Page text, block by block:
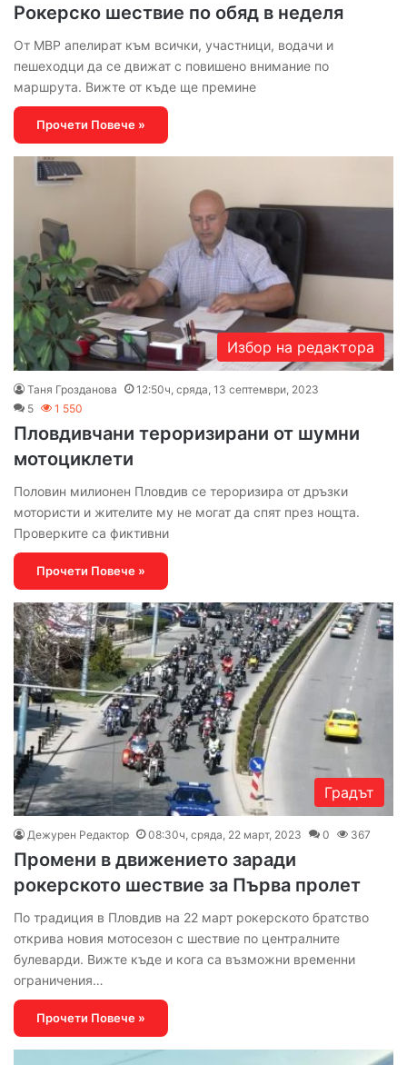
Рокерско шествие по обяд в неделя
От МВР апелират към всички, участници, водачи и
пешеходци да се движат с повишено внимание по
маршрута. Вижте от къде ще премине
Прочети Повече »
Избор на редактора
Таня Грозданова
12:50ч, сряда, 13 септември, 2023
5
1 550
Пловдивчани тероризирани от шумни
мотоциклети
Половин милионен Пловдив се тероризира от дръзки
мотористи и жителите му не могат да спят през нощта.
Проверките са фиктивни
Прочети Повече »
Градът
Дежурен Редактор 08:30ч, сряда, 22 март, 2023 0 367
Промени в движението заради
рокерското шествие за Първа пролет
По традиция в Пловдив на 22 март рокерското братство
открива новия мотосезон с шествие по централните
булеварди. Вижте къде и кога са възможни временни
ограничения…
Прочети Повече »